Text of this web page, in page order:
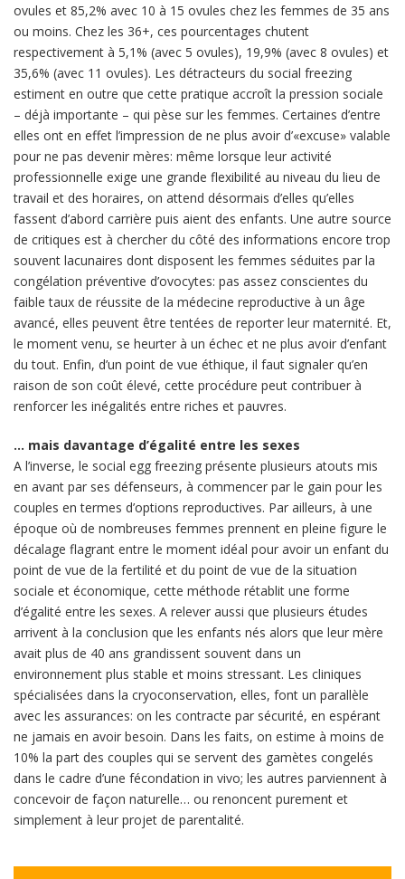
ovules et 85,2% avec 10 à 15 ovules chez les femmes de 35 ans
ou moins. Chez les 36+, ces pourcentages chutent
respectivement à 5,1% (avec 5 ovules), 19,9% (avec 8 ovules) et
35,6% (avec 11 ovules). Les détracteurs du social freezing
estiment en outre que cette pratique accroît la pression sociale
– déjà importante – qui pèse sur les femmes. Certaines d’entre
elles ont en effet l’impression de ne plus avoir d’«excuse» valable
pour ne pas devenir mères: même lorsque leur activité
professionnelle exige une grande flexibilité au niveau du lieu de
travail et des horaires, on attend désormais d’elles qu’elles
fassent d’abord carrière puis aient des enfants. Une autre source
de critiques est à chercher du côté des informations encore trop
souvent lacunaires dont disposent les femmes séduites par la
congélation préventive d’ovocytes: pas assez conscientes du
faible taux de réussite de la médecine reproductive à un âge
avancé, elles peuvent être tentées de reporter leur maternité. Et,
le moment venu, se heurter à un échec et ne plus avoir d’enfant
du tout. Enfin, d’un point de vue éthique, il faut signaler qu’en
raison de son coût élevé, cette procédure peut contribuer à
renforcer les inégalités entre riches et pauvres.
… mais davantage d’égalité entre les sexes
A l’inverse, le social egg freezing présente plusieurs atouts mis
en avant par ses défenseurs, à commencer par le gain pour les
couples en termes d’options reproductives. Par ailleurs, à une
époque où de nombreuses femmes prennent en pleine figure le
décalage flagrant entre le moment idéal pour avoir un enfant du
point de vue de la fertilité et du point de vue de la situation
sociale et économique, cette méthode rétablit une forme
d’égalité entre les sexes. A relever aussi que plusieurs études
arrivent à la conclusion que les enfants nés alors que leur mère
avait plus de 40 ans grandissent souvent dans un
environnement plus stable et moins stressant. Les cliniques
spécialisées dans la cryoconservation, elles, font un parallèle
avec les assurances: on les contracte par sécurité, en espérant
ne jamais en avoir besoin. Dans les faits, on estime à moins de
10% la part des couples qui se servent des gamètes congelés
dans le cadre d’une fécondation in vivo; les autres parviennent à
concevoir de façon naturelle… ou renoncent purement et
simplement à leur projet de parentalité.